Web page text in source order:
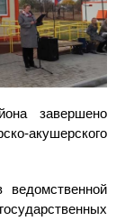
завершено
акушерского
ведомственной